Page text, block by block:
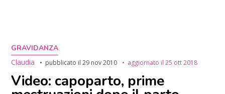
GRAVIDANZA
Claudia
pubblicato il29 nov 2010 aggiornato il25 ott 2018
Video: capoparto, prime